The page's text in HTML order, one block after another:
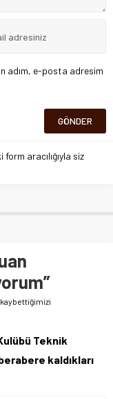
adım, e-posta adresim
aracılığıyla siz
Teknik
kaldıkları